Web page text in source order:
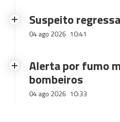
Suspeito
04 ago 2026 10:41
Alerta por fumo
bombeiros
04 ago 2026 10:33